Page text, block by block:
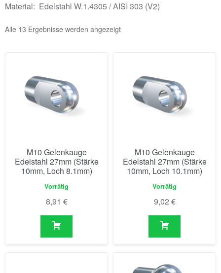
FAQ
Material: Edelstahl W.1.4305 / AISI 303 (V2)
Alle 13 Ergebnisse werden angezeigt
M10 Gelenkauge
Edelstahl 27mm (Stärke
10mm, Loch 8.1mm)
Vorrätig
8,91 €
M10 Gelenkauge
Edelstahl 27mm (Stärke
10mm, Loch 10.1mm)
Vorrätig
9,02 €